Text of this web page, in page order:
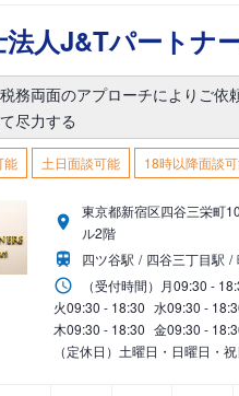
法人J&Tパートナ
務両面のアプローチによりご依
尽力する
能 土日面談可能 18時以降面談
東京都新宿区四谷三栄町
ル2階
四ツ谷駅
四谷三丁目駅
（受付時間） 月09:30 -
火09:30 - 18:30 水09:30 -
木09:30 - 18:30 金09:30 -
（定休日）土曜日・日曜日・祝